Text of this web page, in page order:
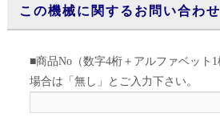
この機械に関するお問い合わせ